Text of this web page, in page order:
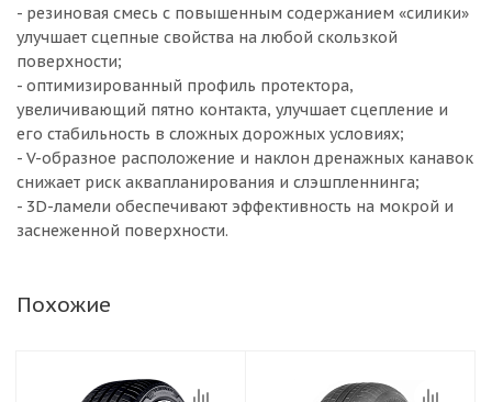
- резиновая смесь с повышенным содержанием «силики»
улучшает сцепные свойства на любой скользкой
поверхности;
- оптимизированный профиль протектора,
увеличивающий пятно контакта, улучшает сцепление и
его стабильность в сложных дорожных условиях;
- V-образное расположение и наклон дренажных канавок
снижает риск аквапланирования и слэшпленнинга;
- 3D-ламели обеспечивают эффективность на мокрой и
заснеженной поверхности.
Похожие